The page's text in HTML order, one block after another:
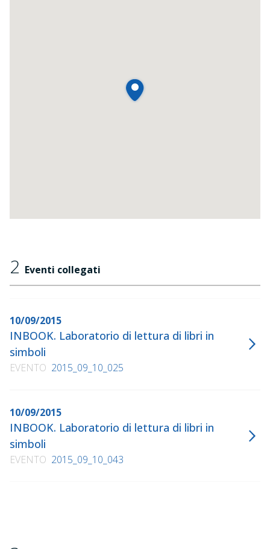
2 Eventi collegati
10/09/2015
INBOOK. Laboratorio di lettura di libri in
simboli
EVENTO 2015_09_10_025
10/09/2015
INBOOK. Laboratorio di lettura di libri in
simboli
EVENTO 2015_09_10_043